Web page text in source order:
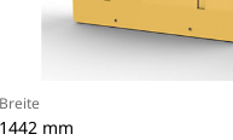
Breite
1442 mm